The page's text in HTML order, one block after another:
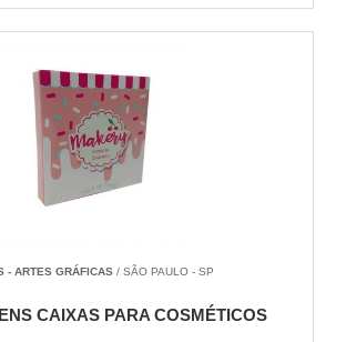
- ARTES GRÁFICAS/ SÃO PAULO - SP
CAIXAS PARA COSMÉTICOS